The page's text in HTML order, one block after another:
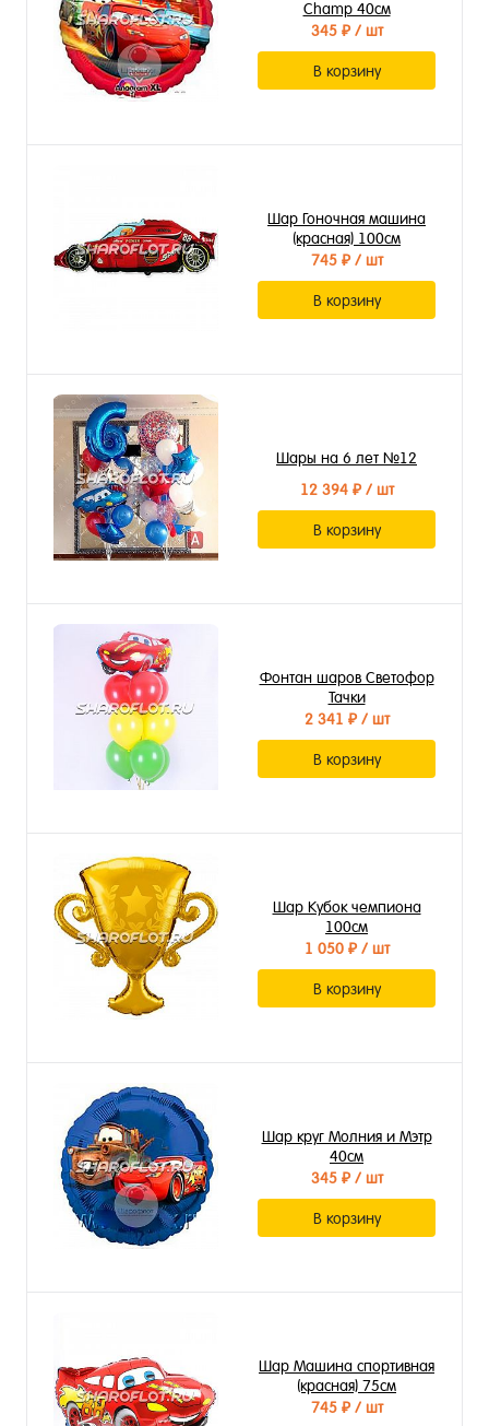
Champ 40см
345 ₽/ шт
В корзину
Шар Гоночная машина
(красная) 100см
745 ₽/ шт
В корзину
Шары на 6 лет №12
12 394 ₽/ шт
В корзину
Фонтан шаров Светофор
Тачки
2 341 ₽/ шт
В корзину
Шар Кубок чемпиона
100см
1 050 ₽/ шт
В корзину
Шар круг Молния и Мэтр
40см
345 ₽/ шт
В корзину
Шар Машина спортивная
(красная) 75см
745 ₽/ шт